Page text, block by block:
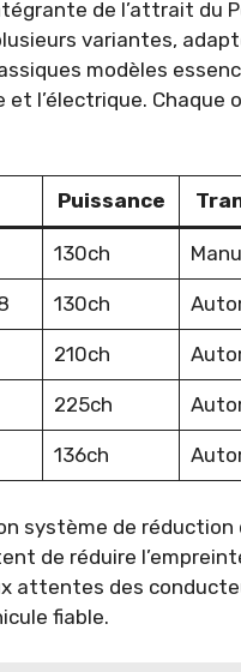
de l’attrait du
variantes,
modèles
et l’électrique.
Puissance
130ch
130ch
210ch
225ch
136ch
système de réduction
de réduire
attentes des
fiable.